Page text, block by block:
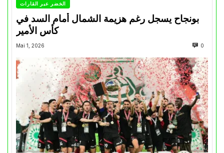
الخضر عبر القارات
بونجاح يسجل رغم هزيمة الشمال أمام السد في
كأس الأمير
Mai 1, 2026 0